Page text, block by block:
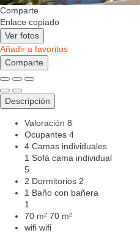
Comparte
Enlace copiado
Ver fotos
Añadir a favoritos
Comparte
Descripción
Valoración 8
Ocupantes 4
4 Camas individuales
1 Sofá cama individual
5
2 Dormitorios 2
1 Baño con bañera
1
70 m² 70 m²
wifi wifi